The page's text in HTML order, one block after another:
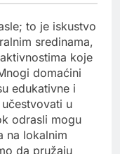
to je iskustvo
sredinama,
koje
domaćini
edukativne i
u
odrasli mogu
na lokalnim
da pružaju